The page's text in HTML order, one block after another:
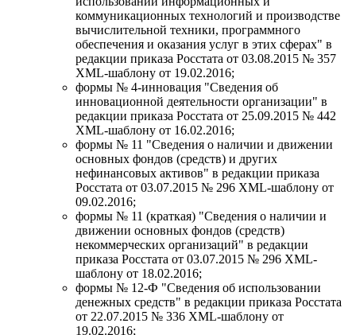
коммуникационных технологий и производстве
вычислительной техники, программного
обеспечения и оказания услуг в этих сферах" в
редакции приказа Росстата от 03.08.2015 № 357
XML-шаблону от 19.02.2016;
формы № 4-инновация "Сведения об
инновационной деятельности организации" в
редакции приказа Росстата от 25.09.2015 № 442
XML-шаблону от 16.02.2016;
формы № 11 "Сведения о наличии и движении
основных фондов (средств) и других
нефинансовых активов" в редакции приказа
Росстата от 03.07.2015 № 296 XML-шаблону от
09.02.2016;
формы № 11 (краткая) "Сведения о наличии и
движении основных фондов (средств)
некоммерческих организаций" в редакции
приказа Росстата от 03.07.2015 № 296 XML-
шаблону от 18.02.2016;
формы № 12-Ф "Сведения об использовании
денежных средств" в редакции приказа Росстата
от 22.07.2015 № 336 XML-шаблону от
19.02.2016;